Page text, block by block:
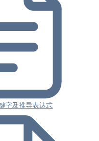
字及推导表达式